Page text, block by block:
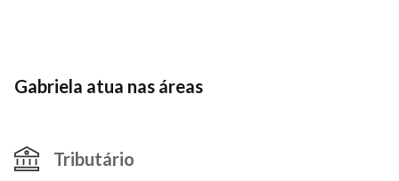
Gabriela atua nas áreas
Tributário